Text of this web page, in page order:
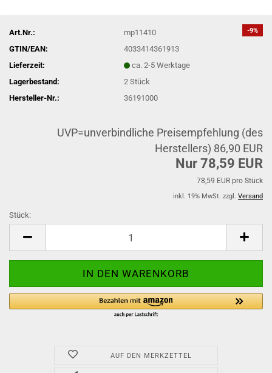
-9%
Art.Nr.:
mp11410
GTIN/EAN:
4033414361913
Lieferzeit:
ca. 2-5 Werktage
Lagerbestand:
2Stück
Hersteller-Nr.:
36191000
UVP=unverbindliche Preisempfehlung (des
Herstellers) 86,90 EUR
Nur 78,59 EUR
78,59 EUR pro Stück
inkl. 19% MwSt. zzgl. Versand
Stück:
AUF DEN MERKZETTEL